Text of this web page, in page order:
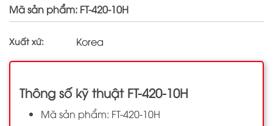
Mã sản phẩm: FT-420-10H
Xuất xứ: Korea
Thông số kỹ thuật FT-420-10H
Mã sản phẩm: FT-420-10H